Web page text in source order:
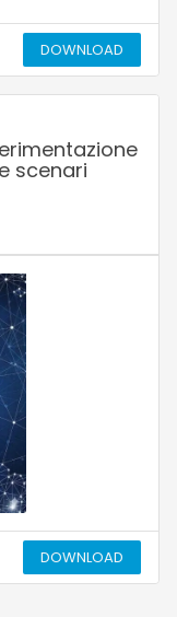
DOWNLOAD
scenari
DOWNLOAD